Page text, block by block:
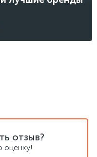
отзыв?
оценку!